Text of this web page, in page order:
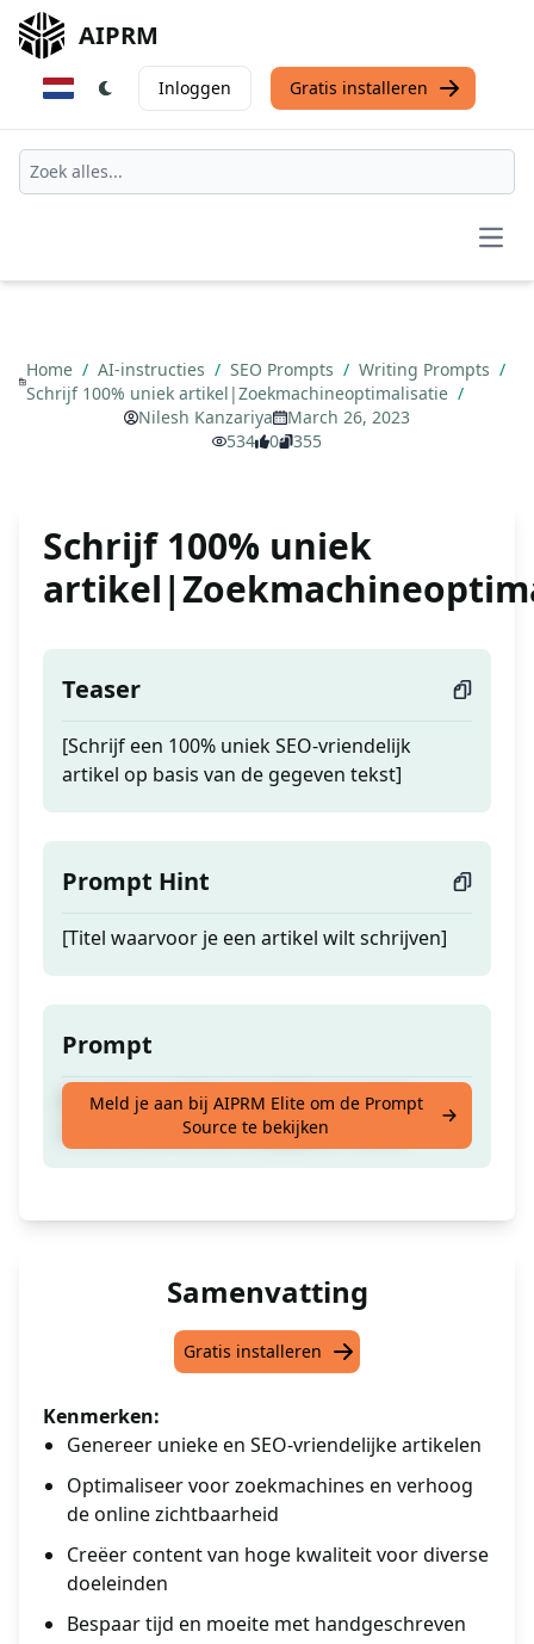
AIPRM
Inloggen Gratis installeren
Home / AI-instructies / SEO Prompts / Writing Prompts /
Schrijf 100% uniek artikel|Zoekmachineoptimalisatie /
Nilesh Kanzariya
March 26, 2023
534
0 355
Schrijf 100% uniek
Teaser
[Schrijf een 100% uniek SEO-vriendelijk
artikel op basis van de gegeven tekst]
Prompt Hint
[Titel waarvoor je een artikel wilt schrijven]
Prompt
[Schrijf een 100% uniek SEO-vriendelijk
artikel op basis van de gegeven tekst]
Meld je aan bij AIPRM Elite om de Prompt
Source te bekijken
Samenvatting
Gratis installeren
Kenmerken:
Genereer unieke en SEO-vriendelijke artikelen
Optimaliseer voor zoekmachines en verhoog
de online zichtbaarheid
Creëer content van hoge kwaliteit voor diverse
doeleinden
Bespaar tijd en moeite met handgeschreven